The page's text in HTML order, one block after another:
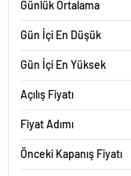
Günlük Ortalama
Gün İçi En Düşük
Gün İçi En Yüksek
Açılış Fiyatı
Fiyat Adımı
Önceki Kapanış Fiyatı